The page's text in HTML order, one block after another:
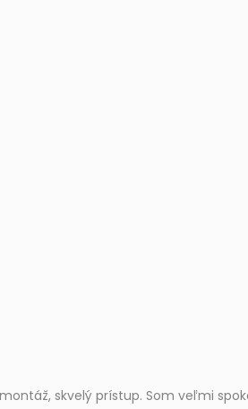
5 stars.
skvelý prístup. Som veľmi